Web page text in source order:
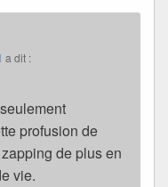
a dit :
profusion de
de plus en
vie.